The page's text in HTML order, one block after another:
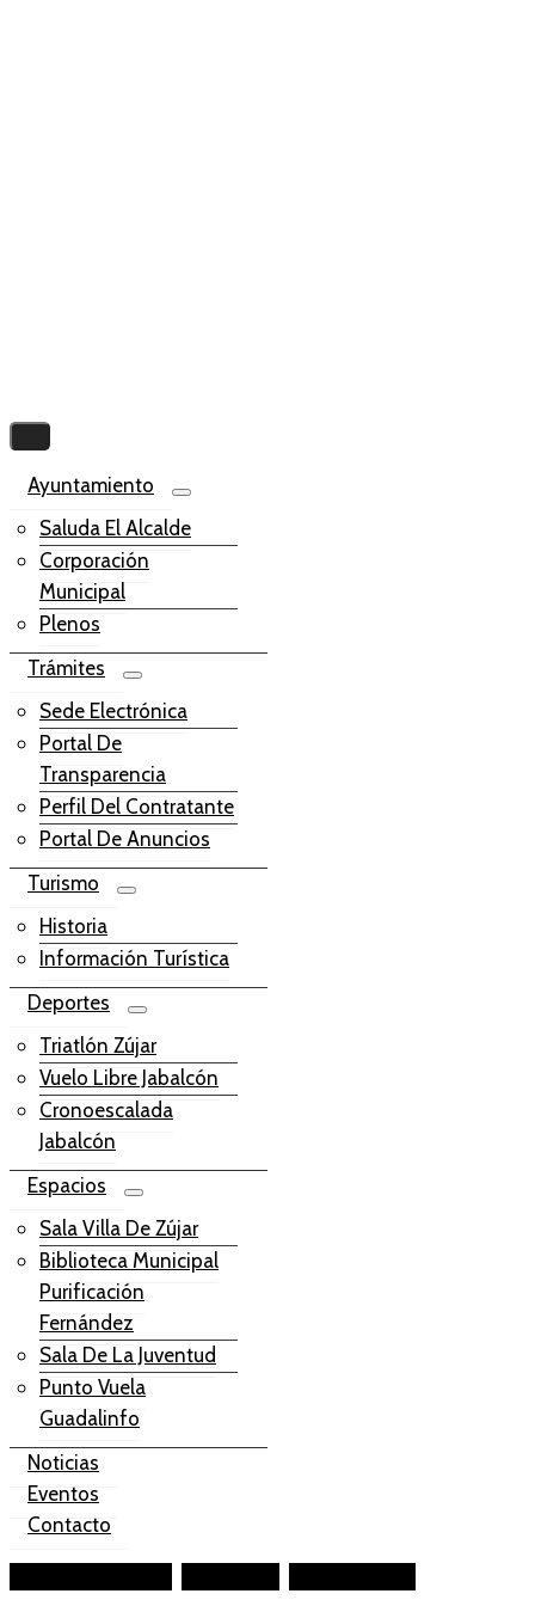
Ayuntamiento
Saluda El Alcalde
Corporación
Municipal
Plenos
Trámites
Sede Electrónica
Portal De
Transparencia
Perfil Del Contratante
Portal De Anuncios
Turismo
Historia
Información Turística
Deportes
Triatlón Zújar
Vuelo Libre Jabalcón
Cronoescalada
Jabalcón
Espacios
Sala Villa De Zújar
Biblioteca Municipal
Purificación
Fernández
Sala De La Juventud
Punto Vuela
Guadalinfo
Noticias
Eventos
Contacto